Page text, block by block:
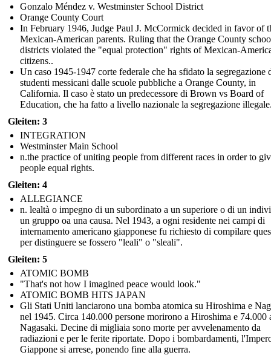
Gonzalo Méndez v. Westminster School District
Orange County Court
In February 1946, Judge Paul J. McCormick decided in favor of
Mexican-American parents. Ruling that the Orange County
districts violated the "equal protection" rights of Mexican-
citizens..
Un caso 1945-1947 corte federale che ha sfidato la segregazione
studenti messicani dalle scuole pubbliche a Orange County, in
California. Il caso è stato un predecessore di Brown vs Board of
Education, che ha fatto a livello nazionale la segregazione
Gleiten: 3
INTEGRATION
Westminster Main School
n.the practice of uniting people from different races in order to
people equal rights.
Gleiten: 4
ALLEGIANCE
n. lealtà o impegno di un subordinato a un superiore o di un
un gruppo oa una causa. Nel 1943, a ogni residente nei campi di
internamento americano giapponese fu richiesto di compilare
per distinguere se fossero "leali" o "sleali".
Gleiten: 5
ATOMIC BOMB
"That's not how I imagined peace would look."
ATOMIC BOMB HITS JAPAN
Gli Stati Uniti lanciarono una bomba atomica su Hiroshima e
nel 1945. Circa 140.000 persone morirono a Hiroshima e 74.000
Nagasaki. Decine di migliaia sono morte per avvelenamento da
radiazioni e per le ferite riportate. Dopo i bombardamenti,
Giappone si arrese, ponendo fine alla guerra.